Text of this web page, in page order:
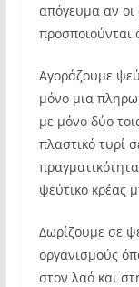
απόγευμα αν
προσποιούνται
Αγοράζουμε
μόνο μια
με μόνο δύο
πλαστικό τυρί
ψεύτικο κρέας
Δωρίζουμε σε
οργανισμούς
στον λαό και